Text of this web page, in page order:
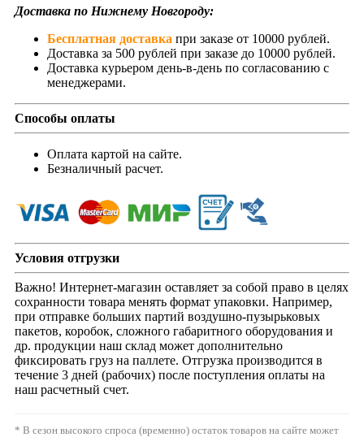
Доставка по Нижнему Новгороду:
Бесплатная доставка при заказе от 10000 рублей.
Доставка за 500 рублей при заказе до 10000 рублей.
Доставка курьером день-в-день по согласованию с
менеджерами.
Способы оплаты
Оплата картой на сайте.
Безналичный расчет.
Условия отгрузки
Важно! Интернет-магазин оставляет за собой право в целях
сохранности товара менять формат упаковки. Например,
при отправке больших партий воздушно-пузырьковых
пакетов, коробок, сложного габаритного оборудования и
др. продукции наш склад может дополнительно
фиксировать груз на паллете. Отгрузка производится в
течение 3 дней (рабочих) после поступления оплаты на
наш расчетный счет.
* В сезон высокого спроса (временно) остаток товаров на сайте может